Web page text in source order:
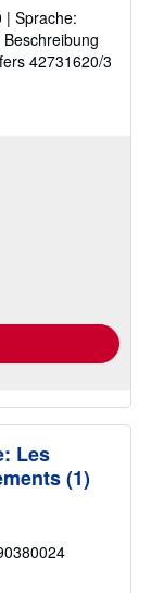
| Sprache:
42731620/3
Les
(1)